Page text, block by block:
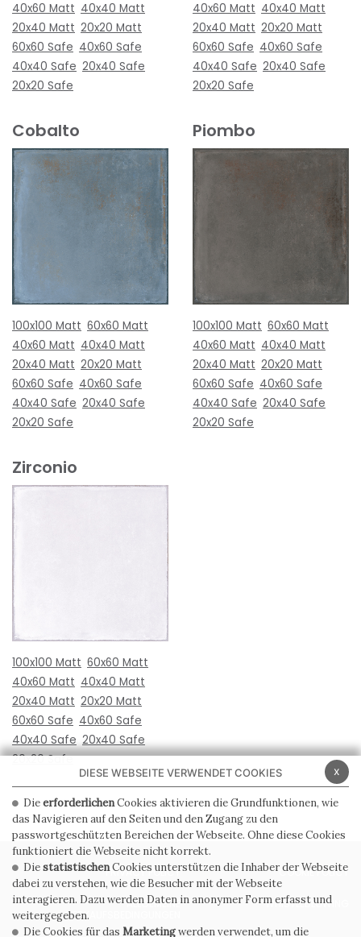
40x60 Matt 40x40 Matt
20x40 Matt 20x20 Matt
60x60 Safe 40x60 Safe
40x40 Safe 20x40 Safe
20x20 Safe
40x60 Matt 40x40 Matt
20x40 Matt 20x20 Matt
60x60 Safe 40x60 Safe
40x40 Safe 20x40 Safe
20x20 Safe
Cobalto
100x100 Matt 60x60 Matt
40x60 Matt 40x40 Matt
20x40 Matt 20x20 Matt
60x60 Safe 40x60 Safe
40x40 Safe 20x40 Safe
20x20 Safe
Piombo
100x100 Matt 60x60 Matt
40x60 Matt 40x40 Matt
20x40 Matt 20x20 Matt
60x60 Safe 40x60 Safe
40x40 Safe 20x40 Safe
20x20 Safe
Zirconio
100x100 Matt 60x60 Matt
40x60 Matt 40x40 Matt
20x40 Matt 20x20 Matt
60x60 Safe 40x60 Safe
40x40 Safe 20x40 Safe
20x20 Safe
PRIVACY POLICY COOKIE POLICY
ALLGEMEINE
VERKAUFSBEDINGUNGEN
WHISTLEBLOWING
x
DIESE WEBSEITE VERWENDET COOKIES
DieerforderlichenCookies aktivieren die Grundfunktionen, wie
das Navigieren auf den Seiten und den Zugang zu den
passwortgeschützten Bereichen der Webseite. Ohne diese Cookies
funktioniert die Webseite nicht korrekt.
DiestatistischenCookies unterstützen die Inhaber der Webseite
dabei zu verstehen, wie die Besucher mit der Webseite
interagieren. Dazu werden Daten in anonymer Form erfasst und
weitergegeben.
Die Cookies für das Marketingwerden verwendet, um die